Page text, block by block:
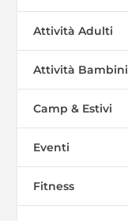
Attività Adulti
Attività Bambini
Camp & Estivi
Eventi
Fitness